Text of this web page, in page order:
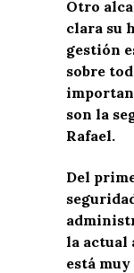
Otro
clara su
gestión
sobre
son la
Rafael.
Del
la actual
está